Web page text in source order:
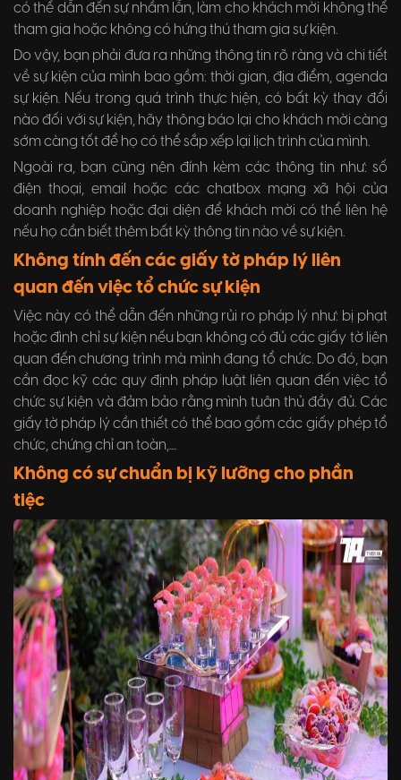
có thể dẫn đến sự nhầm lẫn, làm cho khách mời không thể
tham gia hoặc không có hứng thú tham gia sự kiện.
Do vậy, bạn phải đưa ra những thông tin rõ ràng và chi tiết
về sự kiện của mình bao gồm: thời gian, địa điểm, agenda
sự kiện. Nếu trong quá trình thực hiện, có bất kỳ thay đổi
nào đối với sự kiện, hãy thông báo lại cho khách mời càng
sớm càng tốt để họ có thể sắp xếp lại lịch trình của mình.
Ngoài ra, bạn cũng nên đính kèm các thông tin như: số
điện thoại, email hoặc các chatbox mạng xã hội của
doanh nghiệp hoặc đại diện để khách mời có thể liên hệ
nếu họ cần biết thêm bất kỳ thông tin nào về sự kiện.
Không tính đến các giấy tờ pháp lý liên
quan đến việc tổ chức sự kiện
Việc này có thể dẫn đến những rủi ro pháp lý như: bị phạt
hoặc đình chỉ sự kiện nếu bạn không có đủ các giấy tờ liên
quan đến chương trình mà mình đang tổ chức. Do đó, bạn
cần đọc kỹ các quy định pháp luật liên quan đến việc tổ
chức sự kiện và đảm bảo rằng mình tuân thủ đầy đủ. Các
giấy tờ pháp lý cần thiết có thể bao gồm các giấy phép tổ
chức, chứng chỉ an toàn,....
Không có sự chuẩn bị kỹ lưỡng cho phần
tiệc